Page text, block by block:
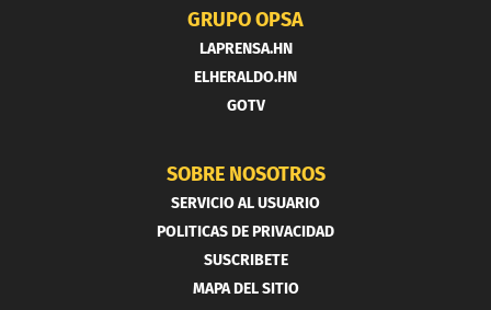
GRUPO OPSA
LAPRENSA.HN
ELHERALDO.HN
GOTV
SOBRE NOSOTROS
SERVICIO AL USUARIO
POLITICAS DE PRIVACIDAD
SUSCRIBETE
MAPA DEL SITIO